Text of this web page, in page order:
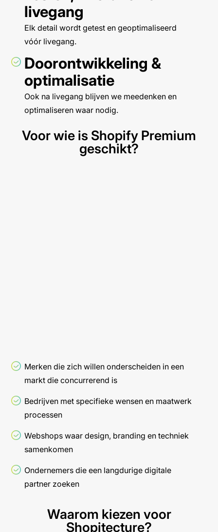
livegang
Elk detail wordt getest en geoptimaliseerd
vóór livegang.
Doorontwikkeling &
optimalisatie
Ook na livegang blijven we meedenken en
optimaliseren waar nodig.
Merken die zich willen onderscheiden in een
markt die concurrerend is
Bedrijven met specifieke wensen en maatwerk
processen
Webshops waar design, branding en techniek
samenkomen
Ondernemers die een langdurige digitale
partner zoeken